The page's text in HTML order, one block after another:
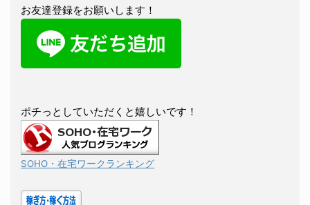
お友達登録をお願いします！
ポチっとしていただくと嬉しいです！
SOHO・在宅ワークランキング